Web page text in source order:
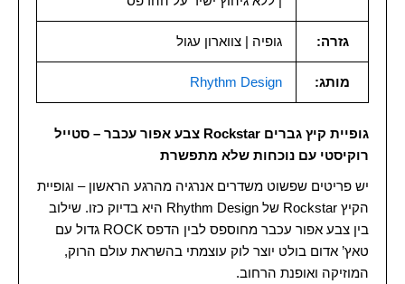
גזרה: גופיה | צווארון עגול
מותג: Rhythm Design
גופיית קיץ גברים Rockstar צבע אפור עכבר – סטייל
רוקיסטי עם נוכחות שלא מתפשרת
יש פריטים שפשוט משדרים אנרגיה מהרגע הראשון – וגופיית
הקיץ Rockstar של Rhythm Design היא בדיוק כזו. שילוב
בין צבע אפור עכבר מחוספס לבין הדפס ROCK גדול עם
טאץ’ אדום בולט יוצר לוק עוצמתי בהשראת עולם הרוק,
המוזיקה ואופנת הרחוב.